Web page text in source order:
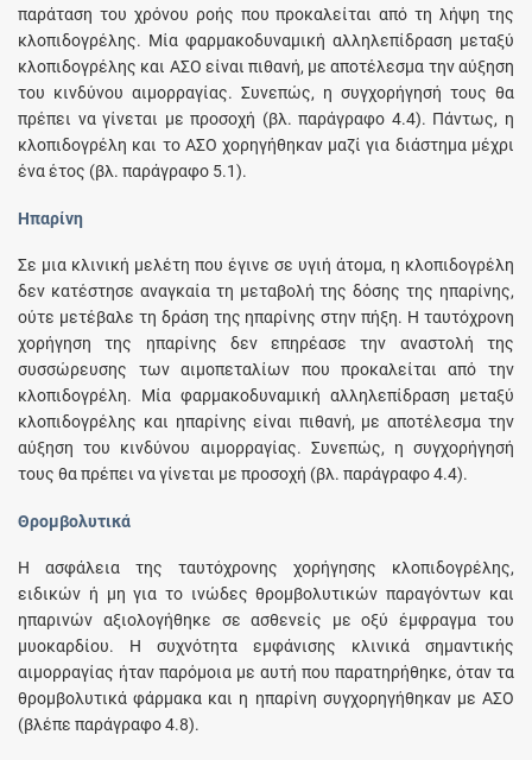
παράταση του χρόνου ροής που προκαλείται από τη λήψη της
κλοπιδογρέλης. Μία φαρμακοδυναμική αλληλεπίδραση μεταξύ
κλοπιδογρέλης και ΑΣΟ είναι πιθανή, με αποτέλεσμα την αύξηση
του κινδύνου αιμορραγίας. Συνεπώς, η συγχορήγησή τους θα
πρέπει να γίνεται με προσοχή (βλ. παράγραφο 4.4). Πάντως, η
κλοπιδογρέλη και το ΑΣΟ χορηγήθηκαν μαζί για διάστημα μέχρι
ένα έτος (βλ. παράγραφο 5.1).
Ηπαρίνη
Σε μια κλινική μελέτη που έγινε σε υγιή άτομα, η κλοπιδογρέλη
δεν κατέστησε αναγκαία τη μεταβολή της δόσης της ηπαρίνης,
ούτε μετέβαλε τη δράση της ηπαρίνης στην πήξη. Η ταυτόχρονη
χορήγηση της ηπαρίνης δεν επηρέασε την αναστολή της
συσσώρευσης των αιμοπεταλίων που προκαλείται από την
κλοπιδογρέλη. Μία φαρμακοδυναμική αλληλεπίδραση μεταξύ
κλοπιδογρέλης και ηπαρίνης είναι πιθανή, με αποτέλεσμα την
αύξηση του κινδύνου αιμορραγίας. Συνεπώς, η συγχορήγησή
τους θα πρέπει να γίνεται με προσοχή (βλ. παράγραφο 4.4).
Θρομβολυτικά
Η ασφάλεια της ταυτόχρονης χορήγησης κλοπιδογρέλης,
ειδικών ή μη για το ινώδες θρομβολυτικών παραγόντων και
ηπαρινών αξιολογήθηκε σε ασθενείς με οξύ έμφραγμα του
μυοκαρδίου. Η συχνότητα εμφάνισης κλινικά σημαντικής
αιμορραγίας ήταν παρόμοια με αυτή που παρατηρήθηκε, όταν τα
θρομβολυτικά φάρμακα και η ηπαρίνη συγχορηγήθηκαν με ΑΣΟ
(βλέπε παράγραφο 4.8).